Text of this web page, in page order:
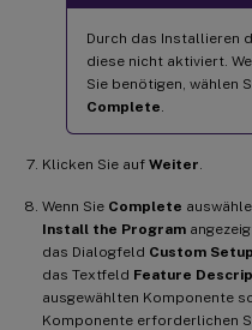
Durch das Installieren
diese nicht aktiviert.
Sie benötigen, wählen
Complete
Klicken Sie auf Weiter
Wenn Sie Complete
Install the Program
das Dialogfeld Custom Setup
das Textfeld Feature
ausgewählten Komponente
Komponente erforderlichen